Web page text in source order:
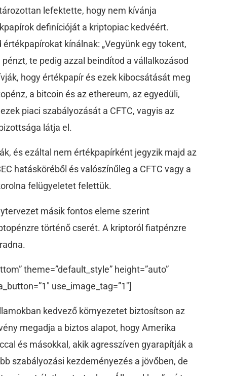
lefektette, hogy nem kívánja
definícióját a kriptopiac kedvéért.
kínálnak: „Vegyünk egy tokent,
te pedig azzal beindítod a vállalkozásod
hogy értékpapír és ezek kibocsátását meg
a bitcoin és az ethereum, az egyedüli,
piaci szabályozását a CFTC, vagyis az
látja el.
és ezáltal nem értékpapírként jegyzik majd az
hatásköréből és valószínűleg a CFTC vagy a
felügyeletet felettük.
másik fontos eleme szerint
történő cserét. A kriptoról fiatpénzre
theme=”default_style” height=”auto”
use_image_tag=”1″]
kedvező környezetet biztosítson az
megadja a biztos alapot, hogy Amerika
és másokkal, akik agresszíven gyarapítják a
szabályozási kezdeményezés a jövőben, de